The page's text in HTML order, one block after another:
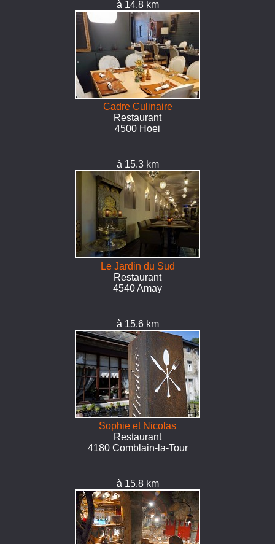
à 14.8 km
Cadre Culinaire
Restaurant
4500 Hoei
à 15.3 km
Le Jardin du Sud
Restaurant
4540 Amay
à 15.6 km
Sophie et Nicolas
Restaurant
4180 Comblain-la-Tour
à 15.8 km